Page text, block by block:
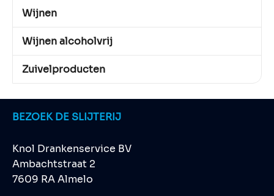
Wijnen
Wijnen alcoholvrij
Zuivelproducten
BEZOEK DE SLIJTERIJ
Knol Drankenservice BV
Ambachtstraat 2
7609 RA Almelo